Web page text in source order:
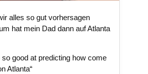
alles so gut vorhersagen
hat mein Dad dann auf Atlanta
so good at predicting how come
Atlanta“